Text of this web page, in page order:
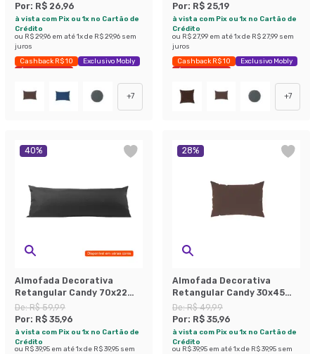
Por: R$ 26,96
à vista com Pix ou 1x no Cartão de
Crédito
ou R$ 29,96 em até1x de R$ 29,96 sem
juros
Cashback R$ 10
Exclusivo Mobly
Últimas peças
+7
Por: R$ 25,19
à vista com Pix ou 1x no Cartão de
Crédito
ou R$ 27,99 em até1x de R$ 27,99 sem
juros
Cashback R$ 10
Exclusivo Mobly
Últimas peças
+7
40%
Almofada Decorativa
Retangular Candy 70x22
Suede Bege
De:R$ 59,99
Por: R$ 35,96
à vista com Pix ou 1x no Cartão de
Crédito
ou R$ 39,95 em até1x de R$ 39,95 sem
28%
Almofada Decorativa
Retangular Candy 30x45
Suede Marrom
De:R$ 49,99
Por: R$ 35,96
à vista com Pix ou 1x no Cartão de
Crédito
ou R$ 39,95 em até1x de R$ 39,95 sem